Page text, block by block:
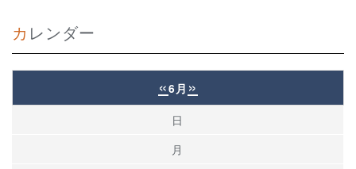
カレンダー
«6月 »
日
月